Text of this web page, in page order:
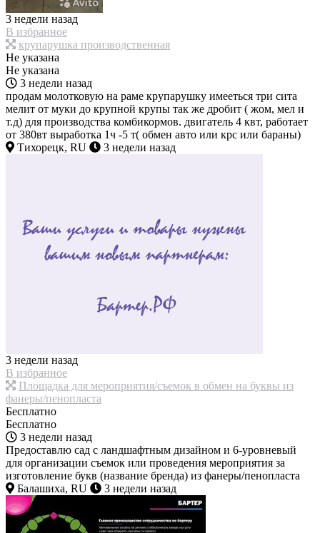
3 недели назад
В избранное
крупарушка производственная
Не указана
Не указана
3 недели назад
продам молотковую на раме крупарушку имееться три сита
мелит от муки до крупной крупы так же дробит ( жом, мел и
т.д) для производства комбикормов. двигатель 4 квт, работает
от 380вт выработка 1ч -5 т( обмен авто или крс или бараны)
Тихорецк, RU
3 недели назад
3 недели назад
В избранное
Площадка для мероприятия/съемок в обмен на буквы из
фанеры/пенопласта
Бесплатно
Бесплатно
3 недели назад
Предоставлю сад с ландшафтным дизайном и 6-уровневый
для организации съемок или проведения мероприятия за
изготовление букв (название бренда) из фанеры/пенопласта
Балашиха, RU
3 недели назад